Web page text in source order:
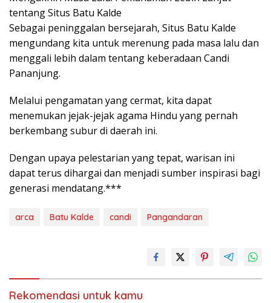
tentang Situs Batu Kalde
Sebagai peninggalan bersejarah, Situs Batu Kalde
mengundang kita untuk merenung pada masa lalu dan
menggali lebih dalam tentang keberadaan Candi
Pananjung.
Melalui pengamatan yang cermat, kita dapat
menemukan jejak-jejak agama Hindu yang pernah
berkembang subur di daerah ini.
Dengan upaya pelestarian yang tepat, warisan ini
dapat terus dihargai dan menjadi sumber inspirasi bagi
generasi mendatang.***
arca Batu Kalde candi Pangandaran
Rekomendasi untuk kamu